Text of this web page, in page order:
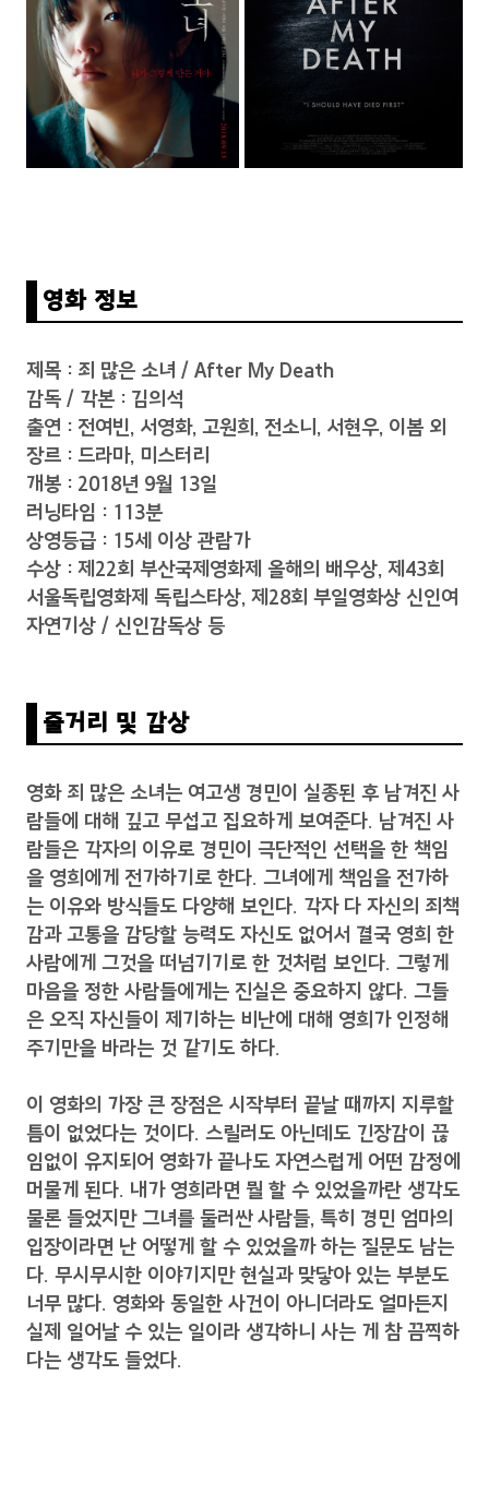
영화 정보
제목 : 죄 많은 소녀 / After My Death
감독 / 각본 : 김의석
출연 : 전여빈, 서영화, 고원희, 전소니, 서현우, 이봄 외
장르 : 드라마, 미스터리
개봉 : 2018년 9월 13일
러닝타임 : 113분
상영등급 : 15세 이상 관람가
수상 : 제22회 부산국제영화제 올해의 배우상, 제43회
서울독립영화제 독립스타상, 제28회 부일영화상 신인여
자연기상 / 신인감독상 등
줄거리 및 감상
영화 죄 많은 소녀는 여고생 경민이 실종된 후 남겨진 사
람들에 대해 깊고 무섭고 집요하게 보여준다. 남겨진 사
람들은 각자의 이유로 경민이 극단적인 선택을 한 책임
을 영희에게 전가하기로 한다. 그녀에게 책임을 전가하
는 이유와 방식들도 다양해 보인다. 각자 다 자신의 죄책
감과 고통을 감당할 능력도 자신도 없어서 결국 영희 한
사람에게 그것을 떠넘기기로 한 것처럼 보인다. 그렇게
마음을 정한 사람들에게는 진실은 중요하지 않다. 그들
은 오직 자신들이 제기하는 비난에 대해 영희가 인정해
주기만을 바라는 것 같기도 하다.
이 영화의 가장 큰 장점은 시작부터 끝날 때까지 지루할
틈이 없었다는 것이다. 스릴러도 아닌데도 긴장감이 끊
임없이 유지되어 영화가 끝나도 자연스럽게 어떤 감정에
머물게 된다. 내가 영희라면 뭘 할 수 있었을까란 생각도
물론 들었지만 그녀를 둘러싼 사람들, 특히 경민 엄마의
입장이라면 난 어떻게 할 수 있었을까 하는 질문도 남는
다. 무시무시한 이야기지만 현실과 맞닿아 있는 부분도
너무 많다. 영화와 동일한 사건이 아니더라도 얼마든지
실제 일어날 수 있는 일이라 생각하니 사는 게 참 끔찍하
다는 생각도 들었다.